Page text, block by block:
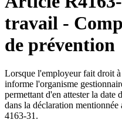
travail -
de prévention
Lorsque l'employeur fait droit
informe l'organisme
permettant d'en attester la date
dans la déclaration
4163-31.